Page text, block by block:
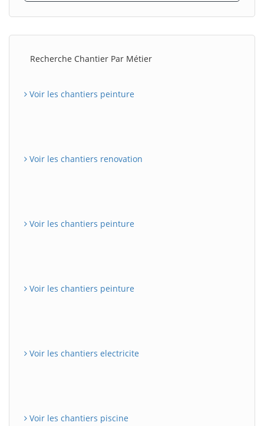
Recherche Chantier Par Métier
Voir les chantiers peinture
Voir les chantiers renovation
Voir les chantiers peinture
Voir les chantiers peinture
Voir les chantiers electricite
Voir les chantiers piscine